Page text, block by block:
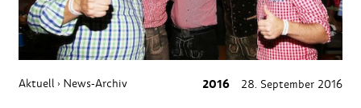
Aktuell › News-Archiv 2016 28. September 2016